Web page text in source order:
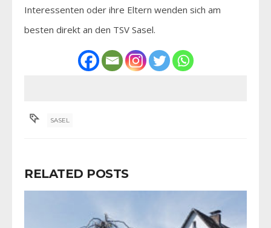
Interessenten oder ihre Eltern wenden sich am
besten direkt an den TSV Sasel.
SASEL
RELATED POSTS